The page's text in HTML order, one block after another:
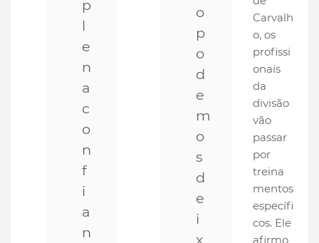
p
l
e
n
a
c
o
n
f
i
a
n
o
p
o
d
e
m
o
s
d
e
i
Carvalh
o, os
profissi
onais
da
divisão
vão
passar
por
treina
mentos
específi
cos. Ele
afirmo